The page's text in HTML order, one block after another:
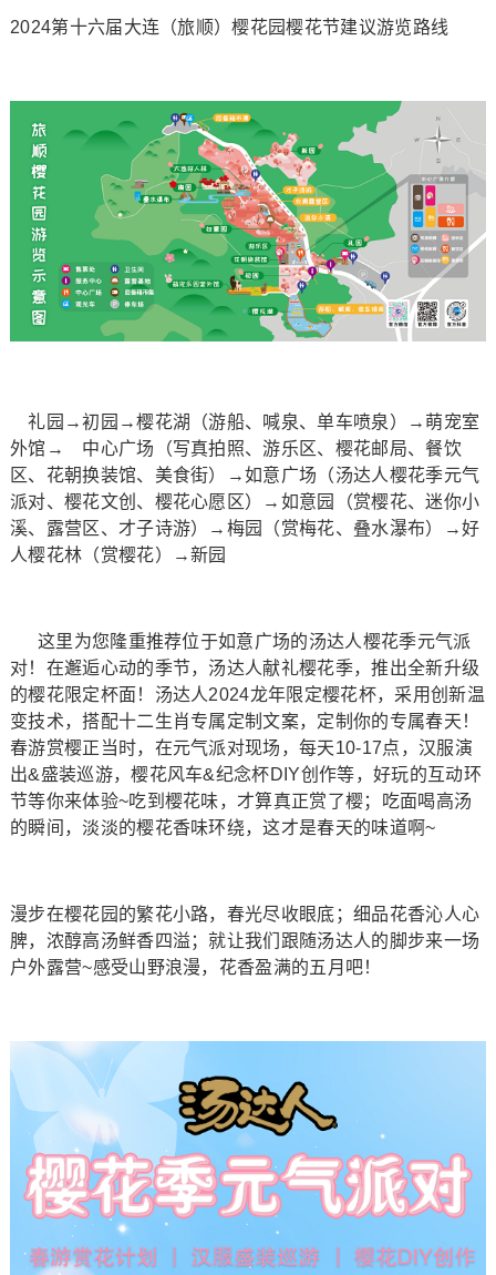
2024第十六届大连（旅顺）樱花园樱花节建议游览路线
礼园→初园→樱花湖（游船、喊泉、单车喷泉）→萌宠室
外馆→ 中心广场（写真拍照、游乐区、樱花邮局、餐饮
区、花朝换装馆、美食街）→如意广场（汤达人樱花季元气
派对、樱花文创、樱花心愿区）→如意园（赏樱花、迷你小
溪、露营区、才子诗游）→梅园（赏梅花、叠水瀑布）→好
人樱花林（赏樱花）→新园
这里为您隆重推荐位于如意广场的汤达人樱花季元气派
对！在邂逅心动的季节，汤达人献礼樱花季，推出全新升级
的樱花限定杯面！汤达人2024龙年限定樱花杯，采用创新温
变技术，搭配十二生肖专属定制文案，定制你的专属春天！
春游赏樱正当时，在元气派对现场，每天10-17点，汉服演
出&盛装巡游，樱花风车&纪念杯DIY创作等，好玩的互动环
节等你来体验~吃到樱花味，才算真正赏了樱；吃面喝高汤
的瞬间，淡淡的樱花香味环绕，这才是春天的味道啊~
漫步在樱花园的繁花小路，春光尽收眼底；细品花香沁人心
脾，浓醇高汤鲜香四溢；就让我们跟随汤达人的脚步来一场
户外露营~感受山野浪漫，花香盈满的五月吧！